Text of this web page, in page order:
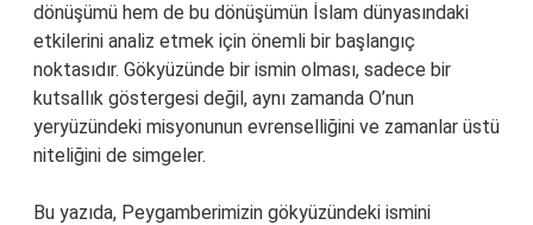
dönüşümü hem de bu dönüşümün İslam dünyasındaki
etkilerini analiz etmek için önemli bir başlangıç
noktasıdır. Gökyüzünde bir ismin olması, sadece bir
kutsallık göstergesi değil, aynı zamanda O’nun
yeryüzündeki misyonunun evrenselliğini ve zamanlar üstü
niteliğini de simgeler.
Bu yazıda, Peygamberimizin gökyüzündeki ismini